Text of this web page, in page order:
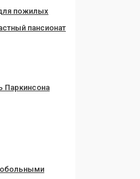
пожилых
пансионат
Паркинсона